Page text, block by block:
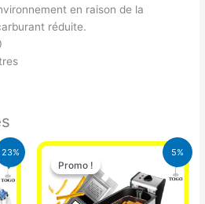
en raison de la
réduite.
23%
CFA.
5%
Promo !
Promo !
Le
initial
était :
39.000 CFA.
Le
prix
actuel
est :
37.000 CFA.